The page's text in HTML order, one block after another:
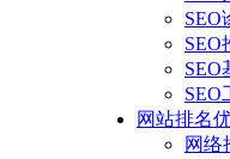
SEO
SEO
SEO
SEO
网站排名
网络